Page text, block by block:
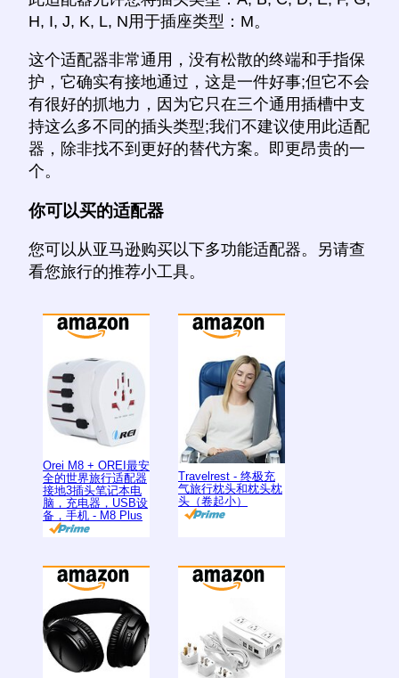
H, I, J, K, L, N用于插座类型：M。
这个适配器非常通用，没有松散的终端和手指保
护，它确实有接地通过，这是一件好事;但它不会
有很好的抓地力，因为它只在三个通用插槽中支
持这么多不同的插头类型;我们不建议使用此适配
器，除非找不到更好的替代方案。即更昂贵的一
个。
你可以买的适配器
您可以从亚马逊购买以下多功能适配器。另请查
看您旅行的推荐小工具。
Orei M8 + OREI最安
全的世界旅行适配器
接地3插头笔记本电
脑，充电器，USB设
备，手机 - M8 Plus
Travelrest - 终极充
气旅行枕头和枕头枕
头（卷起小）